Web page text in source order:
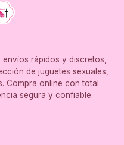
rápidos y discretos,
de juguetes sexuales,
Compra online con total
segura y confiable.